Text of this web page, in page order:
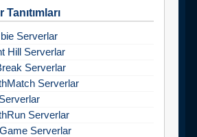
Tanıtımları
Serverlar
Hill Serverlar
Serverlar
Serverlar
Serverlar
Serverlar